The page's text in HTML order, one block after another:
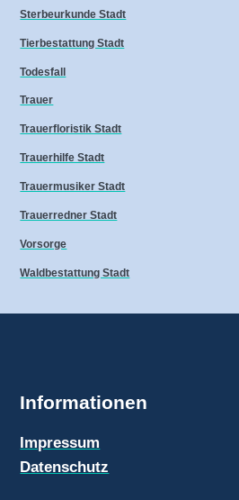
Sterbeurkunde Stadt
Tierbestattung Stadt
Todesfall
Trauer
Trauerfloristik Stadt
Trauerhilfe Stadt
Trauermusiker Stadt
Trauerredner Stadt
Vorsorge
Waldbestattung Stadt
Informationen
Impressum
Datenschutz